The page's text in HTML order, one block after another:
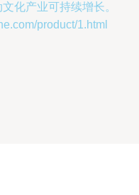
化产业可持续增长。
product/1.html